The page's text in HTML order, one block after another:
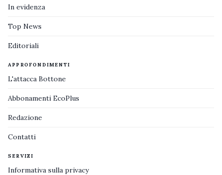
In evidenza
Top News
Editoriali
APPROFONDIMENTI
L'attacca Bottone
Abbonamenti EcoPlus
Redazione
Contatti
SERVIZI
Informativa sulla privacy